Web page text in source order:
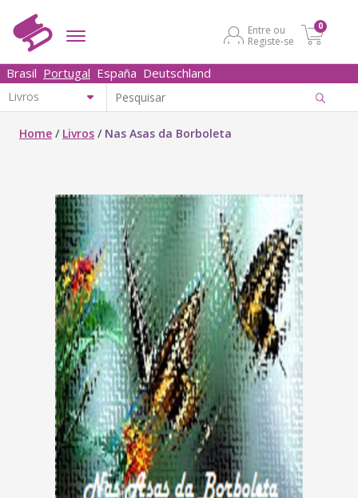
Entre ou
Registe-se
0
Brasil Portugal España Deutschland
Home / Livros / Nas Asas da Borboleta